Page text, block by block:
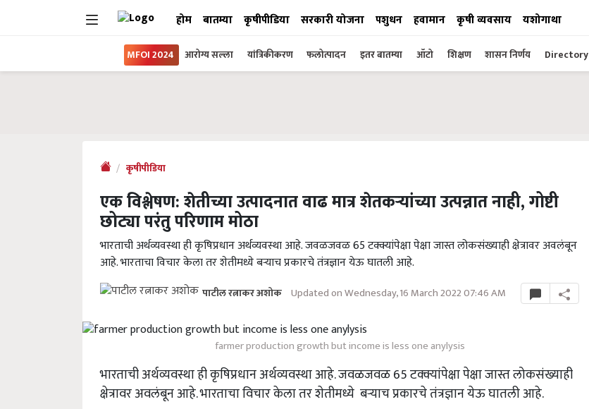
होम बातम्या कृषीपीडिया सरकारी योजना पशुधन हवामान कृषी व्यवसाय यशोगाथा
MFOI 2024 आरोग्य सल्ला यांत्रिकीकरण फलोत्पादन इतर बातम्या ऑटो शिक्षण शासन निर्णय Directory
कृषीपीडिया
एक विश्लेषण: शेतीच्या उत्पादनात वाढ मात्र शेतकऱ्यांच्या उत्पन्नात नाही, गोष्टी
छोट्या परंतु परिणाम मोठा
भारताची अर्थव्यवस्था ही कृषिप्रधान अर्थव्यवस्था आहे. जवळजवळ 65 टक्क्यांपेक्षा पेक्षा जास्त लोकसंख्याही क्षेत्रावर अवलंबून
आहे. भारताचा विचार केला तर शेतीमध्ये बऱ्याच प्रकारचे तंत्रज्ञान येऊ घातली आहे.
पाटील रत्नाकर अशोक Updated on Wednesday, 16 March 2022 07:46 AM
farmer production growth but income is less one anylysis
भारताची अर्थव्यवस्था ही कृषिप्रधान अर्थव्यवस्था आहे. जवळजवळ 65 टक्क्यांपेक्षा पेक्षा जास्त लोकसंख्याही
क्षेत्रावर अवलंबून आहे. भारताचा विचार केला तर शेतीमध्ये बऱ्याच प्रकारचे तंत्रज्ञान येऊ घातली आहे.